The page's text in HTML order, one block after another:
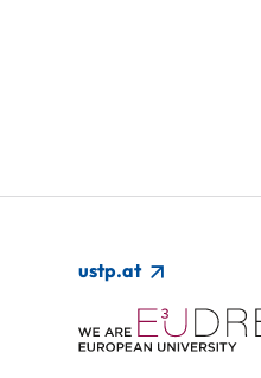
ustp.at